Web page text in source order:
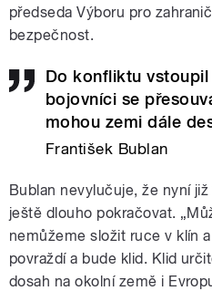
předseda Výboru pro
bezpečnost.
Do konfliktu
bojovníci se
mohou zemi dále
František Bublan
Bublan nevylučuje, že nyní
ještě dlouho pokračovat.
nemůžeme složit ruce v klín
povraždí a bude klid. Klid
dosah na okolní země i